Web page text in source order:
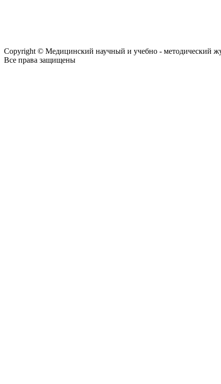
Copyright © Медицинский научный и учебно - методический
Все права защищены